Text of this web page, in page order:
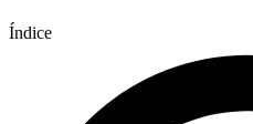
Índice